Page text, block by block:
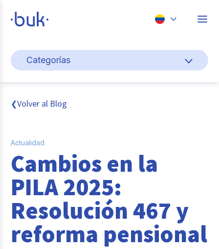
Perú
Categorías
Cultura y bienestar laboral
Gestión de personas
Pago de nómina
Buk
Transformación digital
Tendencias y Data
Reclutamiento y Selección
❮Volver al Blog
Actualidad
Cambios en la
PILA 2025:
Resolución 467 y
reforma pensional